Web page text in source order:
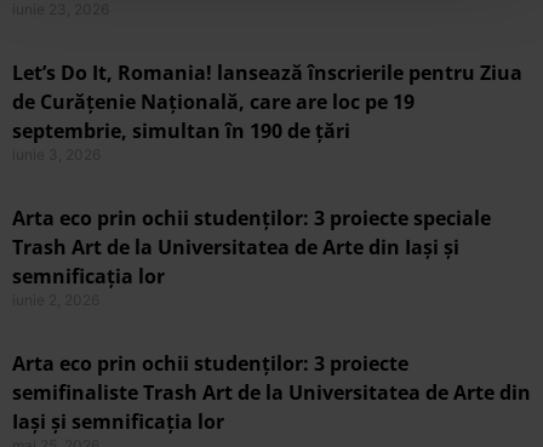
Let’s Do It, Romania! lansează înscrierile pentru Ziua
de Curățenie Națională, care are loc pe 19
septembrie, simultan în 190 de țări
Arta eco prin ochii studenților: 3 proiecte speciale
Trash Art de la Universitatea de Arte din Iași și
semnificația lor
Arta eco prin ochii studenților: 3 proiecte
semifinaliste Trash Art de la Universitatea de Arte din
Iași și semnificația lor